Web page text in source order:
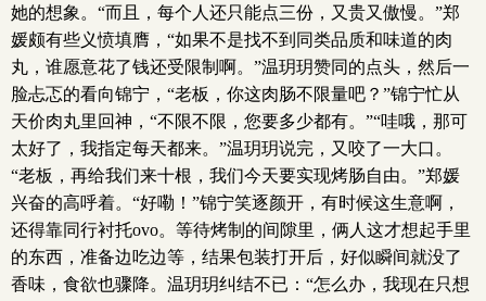
她的想象。“而且，每个人还只能点三份，又贵又傲慢。”郑
媛颇有些义愤填膺，“如果不是找不到同类品质和味道的肉
丸，谁愿意花了钱还受限制啊。”温玥玥赞同的点头，然后一
脸忐忑的看向锦宁，“老板，你这肉肠不限量吧？”锦宁忙从
天价肉丸里回神，“不限不限，您要多少都有。”“哇哦，那可
太好了，我指定每天都来。”温玥玥说完，又咬了一大口。
“老板，再给我们来十根，我们今天要实现烤肠自由。”郑媛
兴奋的高呼着。“好嘞！”锦宁笑逐颜开，有时候这生意啊，
还得靠同行衬托ovo。等待烤制的间隙里，俩人这才想起手里
的东西，准备边吃边等，结果包装打开后，好似瞬间就没了
香味，食欲也骤降。温玥玥纠结不已：“怎么办，我现在只想